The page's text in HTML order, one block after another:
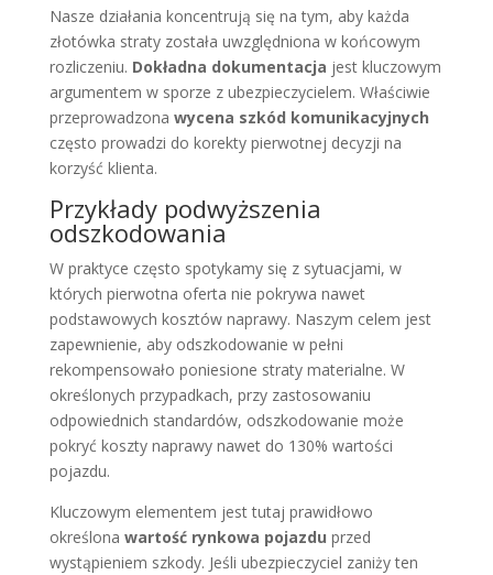
Nasze działania koncentrują się na tym, aby każda
złotówka straty została uwzględniona w końcowym
rozliczeniu. Dokładna dokumentacja jest kluczowym
argumentem w sporze z ubezpieczycielem. Właściwie
przeprowadzona wycena szkód komunikacyjnych
często prowadzi do korekty pierwotnej decyzji na
korzyść klienta.
Przykłady podwyższenia
odszkodowania
W praktyce często spotykamy się z sytuacjami, w
których pierwotna oferta nie pokrywa nawet
podstawowych kosztów naprawy. Naszym celem jest
zapewnienie, aby odszkodowanie w pełni
rekompensowało poniesione straty materialne. W
określonych przypadkach, przy zastosowaniu
odpowiednich standardów, odszkodowanie może
pokryć koszty naprawy nawet do 130% wartości
pojazdu.
Kluczowym elementem jest tutaj prawidłowo
określona wartość rynkowa pojazdu przed
wystąpieniem szkody. Jeśli ubezpieczyciel zaniży ten